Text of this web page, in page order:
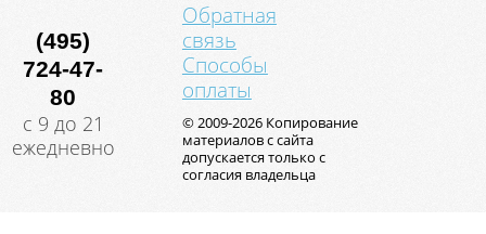
(495)
724-47-
80
с 9 до 21
ежедневно
Обратная
связь
Способы
оплаты
© 2009-2026 Копирование
материалов с сайта
допускается только с
согласия владельца